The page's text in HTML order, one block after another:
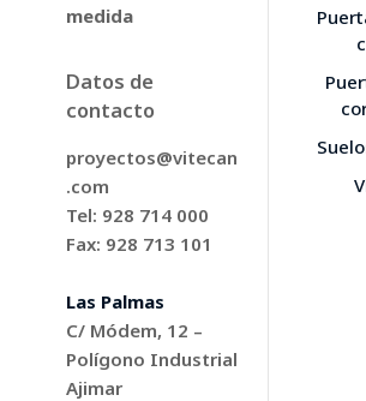
medida
Datos de
contacto
proyectos@vitecan
.com
Tel: 928 714 000
Fax: 928 713 101
Las Palmas
C/ Módem, 12 –
Polígono Industrial
Ajimar